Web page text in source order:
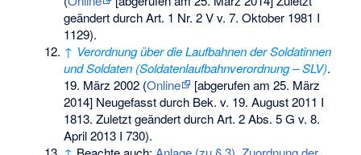
geändert durch Art. 1 Nr. 2 V v. 7. Oktober 1981 I
1129).
↑ Verordnung über die Laufbahnen der Soldatinnen
und Soldaten (Soldatenlaufbahnverordnung – SLV).
19. März 2002 (Online
[abgerufen am 25. März
2014] Neugefasst durch Bek. v. 19. August 2011 I
1813. Zuletzt geändert durch Art. 2 Abs. 5 G v. 8.
April 2013 I 730).